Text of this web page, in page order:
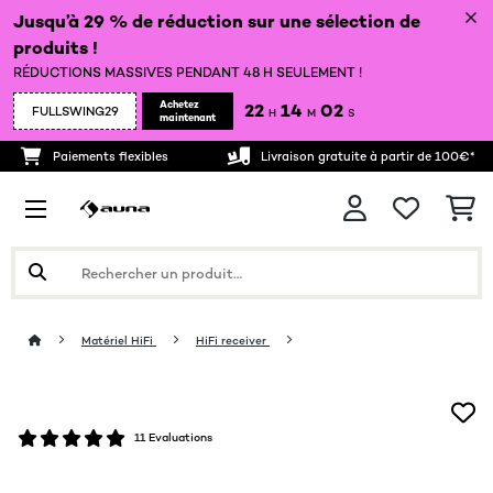
Jusqu’à 29 % de réduction sur une sélection de
produits !
RÉDUCTIONS MASSIVES PENDANT 48 H SEULEMENT !
FULLSWING29
Achetez
maintenant
22 H 13 M 59 S
Paiements flexibles Livraison gratuite à partir de 100€*
Matériel HiFi HiFi receiver
11 Evaluations